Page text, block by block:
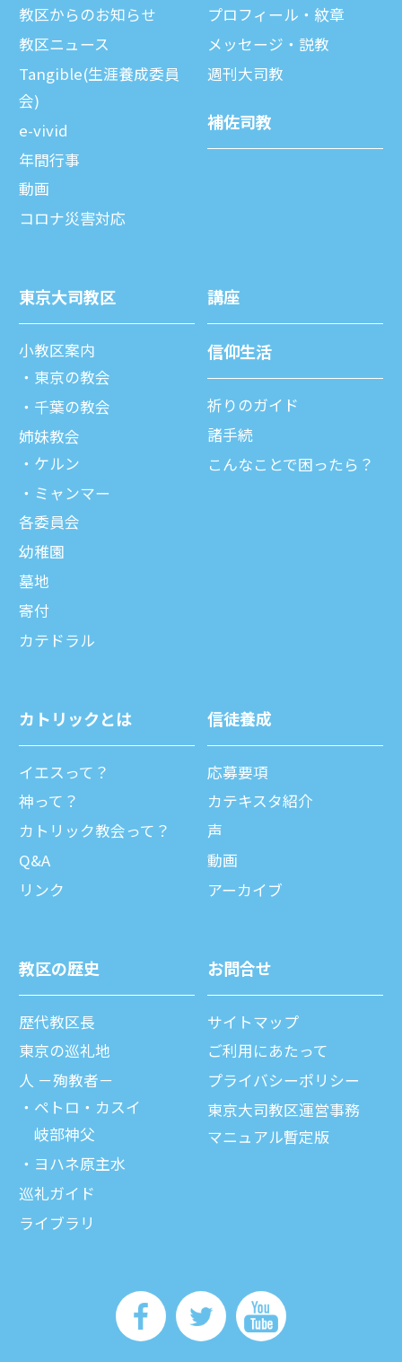
教区からのお知らせ
教区ニュース
Tangible(生涯養成委員
会)
e-vivid
年間⾏事
動画
コロナ災害対応
プロフィール・紋章
メッセージ・説教
週刊⼤司教
補佐司教
東京⼤司教区
⼩教区案内
東京の教会
千葉の教会
姉妹教会
ケルン
ミャンマー
各委員会
幼稚園
墓地
寄付
カテドラル
講座
信仰⽣活
祈りのガイド
諸⼿続
こんなことで困ったら？
カトリックとは
イエスって？
神って？
カトリック教会って？
Q&A
リンク
信徒養成
応募要項
カテキスタ紹介
声
動画
アーカイブ
教区の歴史
歴代教区⻑
東京の巡礼地
⼈ －殉教者－
ペトロ・カスイ
岐部神父
ヨハネ原主水
巡礼ガイド
ライブラリ
お問合せ
サイトマップ
ご利⽤にあたって
プライバシーポリシー
東京大司教区運営事務
マニュアル暫定版